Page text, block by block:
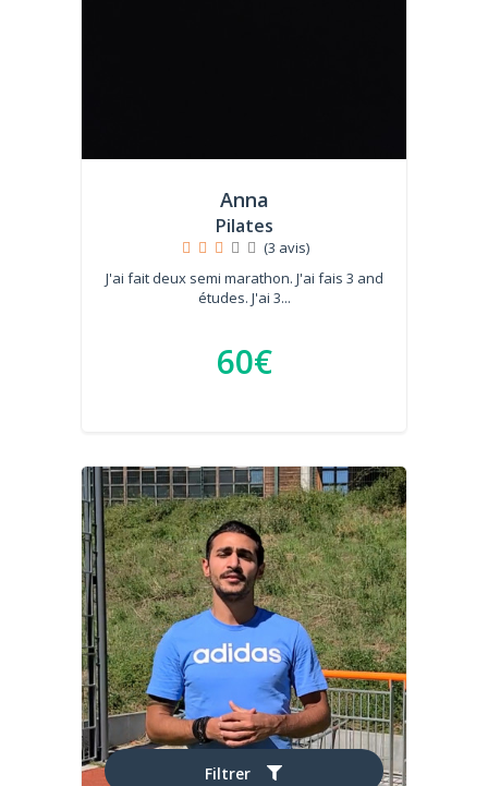
Filtrer
Anna
Pilates
(3 avis)
J'ai fait deux semi marathon. J'ai fais 3 and
études. J'ai 3...
60€